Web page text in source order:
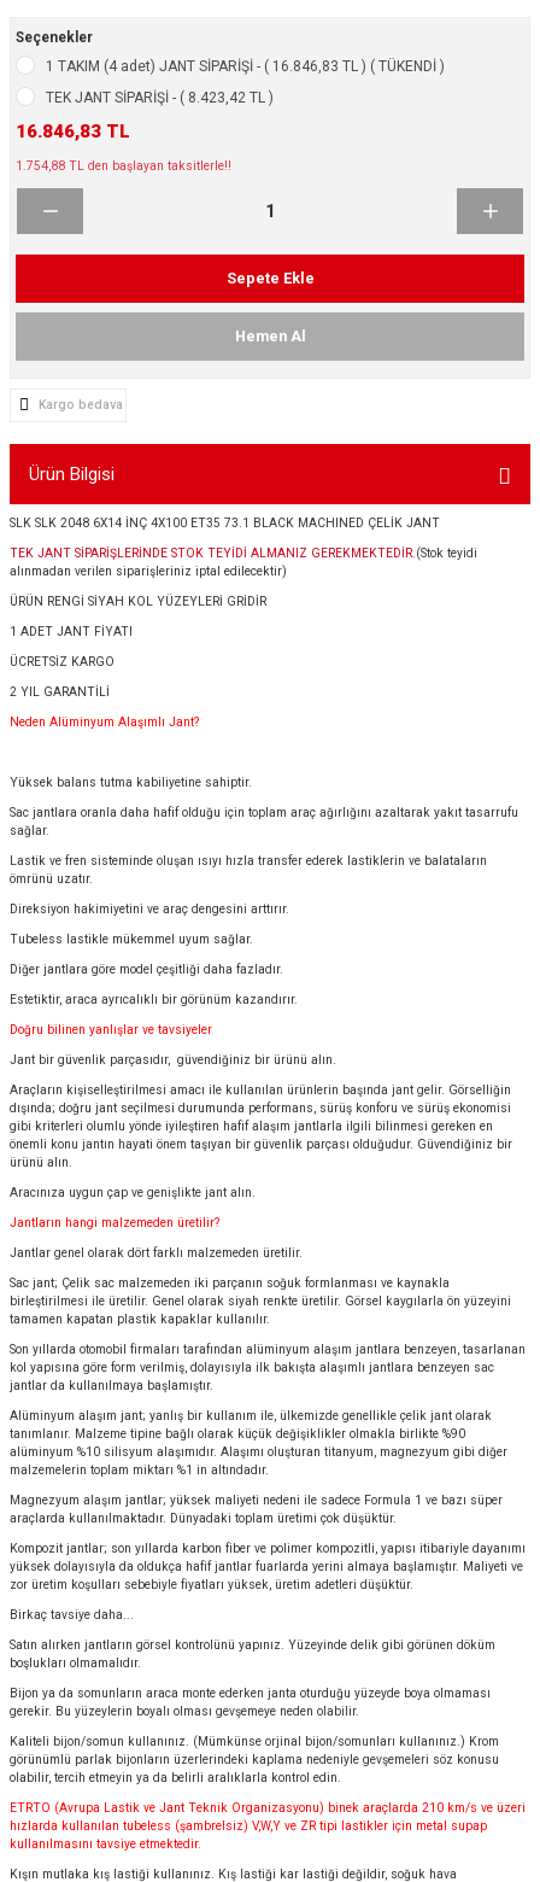
Lastikleri
Çelik Jantlar
Seçenekler
1 TAKIM (4 adet) JANT SİPARİŞİ - ( 16.846,83 TL ) ( TÜKENDİ )
TEK JANT SİPARİŞİ - ( 8.423,42 TL )
16.846,83 TL
1.754,88 TL den başlayan taksitlerle!!
Sepete Ekle
Hemen Al
Kargo bedava
Ürün Bilgisi
SLK SLK 2048 6X14 İNÇ 4X100 ET35 73.1 BLACK MACHINED ÇELİK JANT
TEK JANT SİPARİŞLERİNDE STOK TEYİDİ ALMANIZ GEREKMEKTEDİR. (Stok teyidi
alınmadan verilen siparişleriniz iptal edilecektir)
ÜRÜN RENGİ SİYAH KOL YÜZEYLERİ GRİDİR
1 ADET JANT FİYATI
ÜCRETSİZ KARGO
2 YIL GARANTİLİ
Neden Alüminyum Alaşımlı Jant?
Yüksek balans tutma kabiliyetine sahiptir.
Sac jantlara oranla daha hafif olduğu için toplam araç ağırlığını azaltarak yakıt tasarrufu
sağlar.
Lastik ve fren sisteminde oluşan ısıyı hızla transfer ederek lastiklerin ve balataların
ömrünü uzatır.
Direksiyon hakimiyetini ve araç dengesini arttırır.
Tubeless lastikle mükemmel uyum sağlar.
Diğer jantlara göre model çeşitliği daha fazladır.
Estetiktir, araca ayrıcalıklı bir görünüm kazandırır.
Doğru bilinen yanlışlar ve tavsiyeler
Jant bir güvenlik parçasıdır, güvendiğiniz bir ürünü alın.
Araçların kişiselleştirilmesi amacı ile kullanılan ürünlerin başında jant gelir. Görselliğin
dışında; doğru jant seçilmesi durumunda performans, sürüş konforu ve sürüş ekonomisi
gibi kriterleri olumlu yönde iyileştiren hafif alaşım jantlarla ilgili bilinmesi gereken en
önemli konu jantın hayati önem taşıyan bir güvenlik parçası olduğudur. Güvendiğiniz bir
ürünü alın.
Aracınıza uygun çap ve genişlikte jant alın.
Jantların hangi malzemeden üretilir?
Jantlar genel olarak dört farklı malzemeden üretilir.
Sac jant; Çelik sac malzemeden iki parçanın soğuk formlanması ve kaynakla
birleştirilmesi ile üretilir. Genel olarak siyah renkte üretilir. Görsel kaygılarla ön yüzeyini
tamamen kapatan plastik kapaklar kullanılır.
Son yıllarda otomobil firmaları tarafından alüminyum alaşım jantlara benzeyen, tasarlanan
kol yapısına göre form verilmiş, dolayısıyla ilk bakışta alaşımlı jantlara benzeyen sac
jantlar da kullanılmaya başlamıştır.
Alüminyum alaşım jant; yanlış bir kullanım ile, ülkemizde genellikle çelik jant olarak
tanımlanır. Malzeme tipine bağlı olarak küçük değişiklikler olmakla birlikte %90
alüminyum %10 silisyum alaşımıdır. Alaşımı oluşturan titanyum, magnezyum gibi diğer
malzemelerin toplam miktarı %1 in altındadır.
Magnezyum alaşım jantlar; yüksek maliyeti nedeni ile sadece Formula 1 ve bazı süper
araçlarda kullanılmaktadır. Dünyadaki toplam üretimi çok düşüktür.
Kompozit jantlar; son yıllarda karbon fiber ve polimer kompozitli, yapısı itibariyle dayanımı
yüksek dolayısıyla da oldukça hafif jantlar fuarlarda yerini almaya başlamıştır. Maliyeti ve
zor üretim koşulları sebebiyle fiyatları yüksek, üretim adetleri düşüktür.
Birkaç tavsiye daha...
Satın alırken jantların görsel kontrolünü yapınız. Yüzeyinde delik gibi görünen döküm
boşlukları olmamalıdır.
Bijon ya da somunların araca monte ederken janta oturduğu yüzeyde boya olmaması
gerekir. Bu yüzeylerin boyalı olması gevşemeye neden olabilir.
Kaliteli bijon/somun kullanınız. (Mümkünse orjinal bijon/somunları kullanınız.) Krom
görünümlü parlak bijonların üzerlerindeki kaplama nedeniyle gevşemeleri söz konusu
olabilir, tercih etmeyin ya da belirli aralıklarla kontrol edin.
ETRTO (Avrupa Lastik ve Jant Teknik Organizasyonu) binek araçlarda 210 km/s ve üzeri
hızlarda kullanılan tubeless (şambrelsiz) V,W,Y ve ZR tipi lastikler için metal supap
kullanılmasını tavsiye etmektedir.
Kışın mutlaka kış lastiği kullanınız. Kış lastiği kar lastiği değildir, soğuk hava